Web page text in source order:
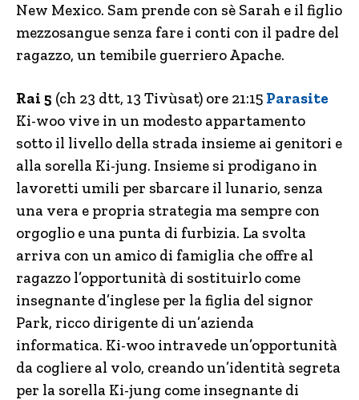
New Mexico. Sam prende con sè Sarah e il figlio
mezzosangue senza fare i conti con il padre del
ragazzo, un temibile guerriero Apache.
Rai 5 (ch 23 dtt, 13 Tivùsat) ore 21:15 Parasite
Ki-woo vive in un modesto appartamento
sotto il livello della strada insieme ai genitori e
alla sorella Ki-jung. Insieme si prodigano in
lavoretti umili per sbarcare il lunario, senza
una vera e propria strategia ma sempre con
orgoglio e una punta di furbizia. La svolta
arriva con un amico di famiglia che offre al
ragazzo l’opportunità di sostituirlo come
insegnante d’inglese per la figlia del signor
Park, ricco dirigente di un’azienda
informatica. Ki-woo intravede un’opportunità
da cogliere al volo, creando un’identità segreta
per la sorella Ki-jung come insegnante di